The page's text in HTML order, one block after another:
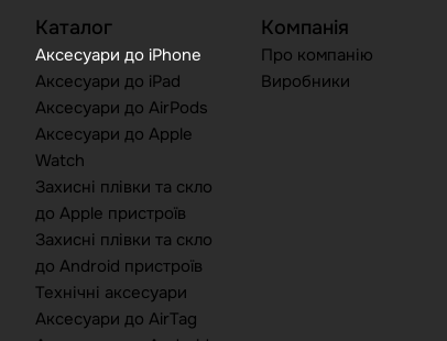
Каталог
Аксесуари до iPhone
Аксесуари до iPad
Аксесуари до AirPods
Аксесуари до Apple
Watch
Захисні плівки та скло
до Apple пристроїв
Захисні плівки та скло
до Android пристроїв
Технічні аксесуари
Аксесуари до AirTag
Компанія
Про компанію
Виробники